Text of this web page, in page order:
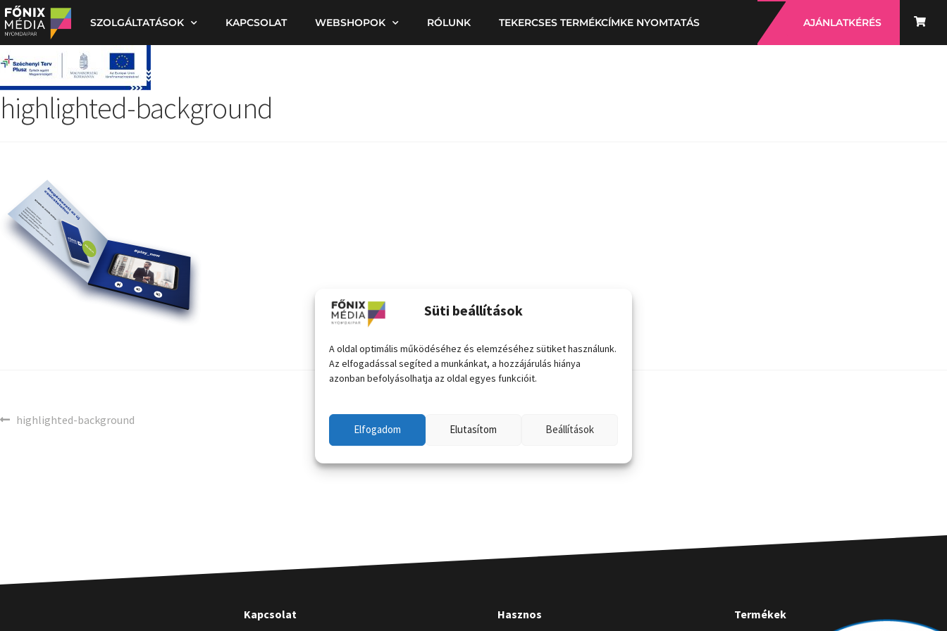
Süti beállítások
A oldal optimális működéséhez és elemzéséhez sütiket használunk.
Az elfogadással segíted a munkánkat, a hozzájárulás hiánya
azonban befolyásolhatja az oldal egyes funkcióit.
Elfogadom Elutasítom Beállítások
SZOLGÁLTATÁSOK KAPCSOLAT WEBSHOPOK RÓLUNK TEKERCSES TERMÉKCÍMKE NYOMTATÁS AJÁNLATKÉRÉS
highlighted-background
highlighted-background
Kapcsolat Hasznos Termékek